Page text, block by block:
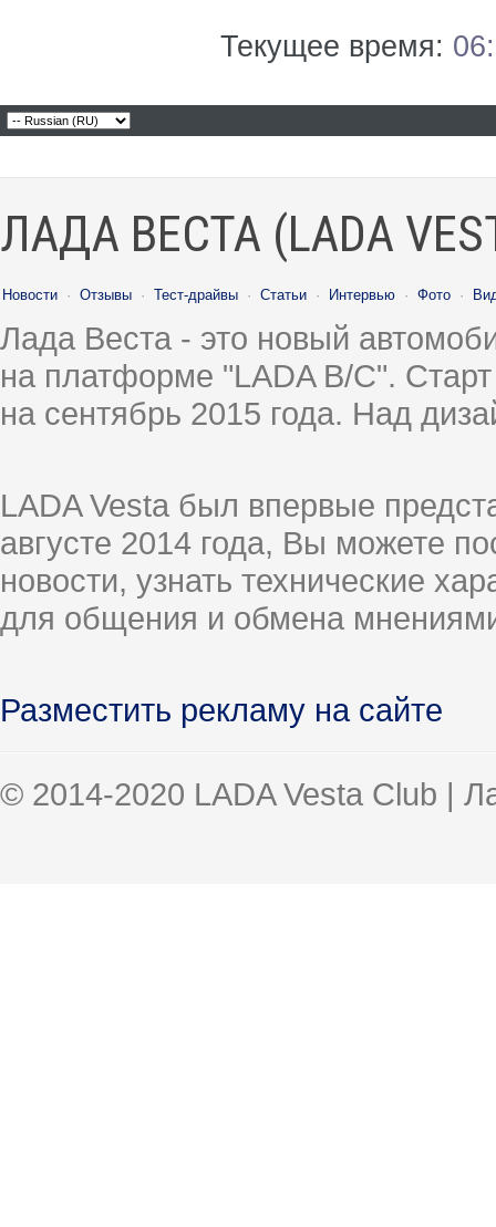
Текущее время:
ЛАДА ВЕСТА (LADA
Новости · Отзывы · Тест-драйвы · Статьи · Интервью · Фото ·
Лада Веста - это новый
на платформе "LADA B/C".
на сентябрь 2015 года. Над
LADA Vesta был впервые
августе 2014 года, Вы можете
новости, узнать технические
для общения и обмена
Разместить рекламу на сайте
© 2014-2020 LADA Vesta Club |